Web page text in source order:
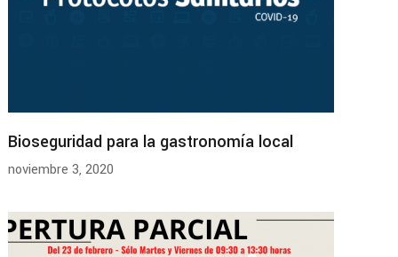
Bioseguridad para la gastronomía local
noviembre 3, 2020